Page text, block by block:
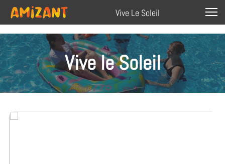
Vive Le Soleil
Vive le Soleil